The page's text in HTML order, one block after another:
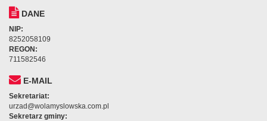
DANE
NIP:
8252058109
REGON:
711582546
E-MAIL
Sekretariat:
urzad@wolamyslowska.com.pl
Sekretarz gminy: